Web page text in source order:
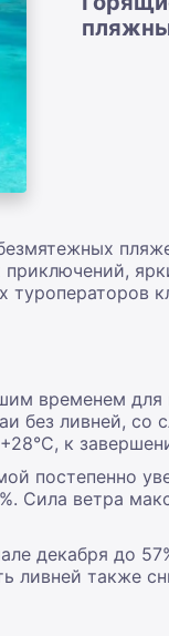
временем
без ливней,
к
постепенно
Сила ветра
декабря до
ливней также